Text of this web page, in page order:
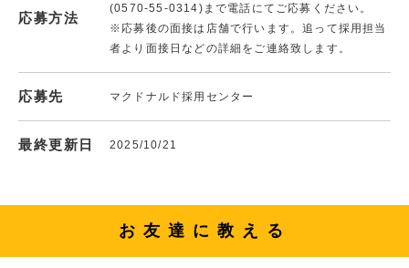
応募方法
(0570-55-0314)まで電話にてご応募ください。
※応募後の面接は店舗で行います。追って採用担当
者より面接日などの詳細をご連絡致します。
応募先 マクドナルド採用センター
最終更新日 2025/10/21
お友達に教える